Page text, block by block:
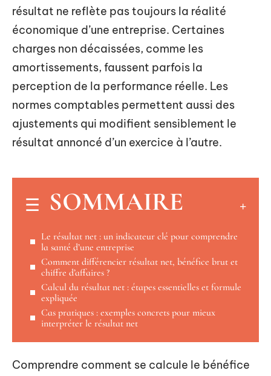
résultat ne reflète pas toujours la réalité
économique d’une entreprise. Certaines
charges non décaissées, comme les
amortissements, faussent parfois la
perception de la performance réelle. Les
normes comptables permettent aussi des
ajustements qui modifient sensiblement le
résultat annoncé d’un exercice à l’autre.
SOMMAIRE
Le résultat net : un indicateur clé pour comprendre
la santé d’une entreprise
Comment différencier résultat net, bénéfice brut et
chiffre d’affaires ?
Calcul du résultat net : étapes essentielles et formule
expliquée
Cas pratiques : exemples concrets pour mieux
interpréter le résultat net
Comprendre comment se calcule le bénéfice